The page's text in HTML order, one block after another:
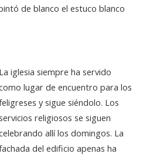
de blanco el estuco blanco
La iglesia siempre ha servido
lugar de encuentro para los
y sigue siéndolo. Los
religiosos se siguen
allí los domingos. La
del edificio apenas ha